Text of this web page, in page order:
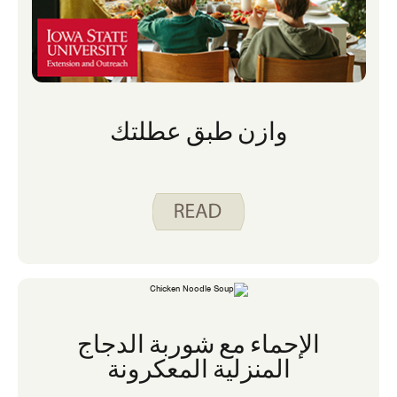
وازن طبق عطلتك
الإحماء مع شوربة الدجاج
المنزلية المعكرونة